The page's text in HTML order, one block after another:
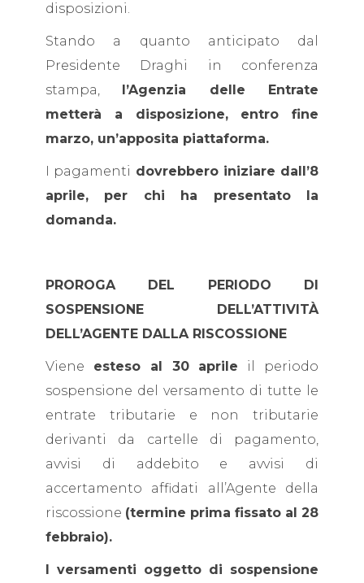
disposizioni.
Stando a quanto anticipato dal
Presidente Draghi in conferenza
stampa, l’Agenzia delle Entrate
metterà a disposizione, entro fine
marzo, un’apposita piattaforma.
I pagamenti dovrebbero iniziare dall’8
aprile, per chi ha presentato la
domanda.
PROROGA DEL PERIODO DI
SOSPENSIONE DELL’ATTIVITÀ
DELL’AGENTE DALLA RISCOSSIONE
Viene esteso al 30 aprile il periodo
sospensione del versamento di tutte le
entrate tributarie e non tributarie
derivanti da cartelle di pagamento,
avvisi di addebito e avvisi di
accertamento affidati all’Agente della
riscossione (termine prima fissato al 28
febbraio).
I versamenti oggetto di sospensione